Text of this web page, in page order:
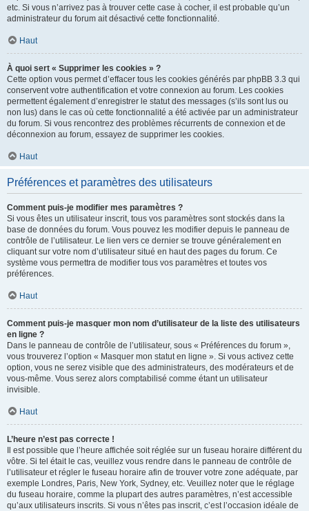
etc. Si vous n’arrivez pas à trouver cette case à cocher, il est probable qu’un
administrateur du forum ait désactivé cette fonctionnalité.
Haut
À quoi sert « Supprimer les cookies » ?
Cette option vous permet d’effacer tous les cookies générés par phpBB 3.3 qui
conservent votre authentification et votre connexion au forum. Les cookies
permettent également d’enregistrer le statut des messages (s’ils sont lus ou
non lus) dans le cas où cette fonctionnalité a été activée par un administrateur
du forum. Si vous rencontrez des problèmes récurrents de connexion et de
déconnexion au forum, essayez de supprimer les cookies.
Haut
Préférences et paramètres des utilisateurs
Comment puis-je modifier mes paramètres ?
Si vous êtes un utilisateur inscrit, tous vos paramètres sont stockés dans la
base de données du forum. Vous pouvez les modifier depuis le panneau de
contrôle de l’utilisateur. Le lien vers ce dernier se trouve généralement en
cliquant sur votre nom d’utilisateur situé en haut des pages du forum. Ce
système vous permettra de modifier tous vos paramètres et toutes vos
préférences.
Haut
Comment puis-je masquer mon nom d’utilisateur de la liste des utilisateurs
en ligne ?
Dans le panneau de contrôle de l’utilisateur, sous « Préférences du forum »,
vous trouverez l’option « Masquer mon statut en ligne ». Si vous activez cette
option, vous ne serez visible que des administrateurs, des modérateurs et de
vous-même. Vous serez alors comptabilisé comme étant un utilisateur
invisible.
Haut
L’heure n’est pas correcte !
Il est possible que l’heure affichée soit réglée sur un fuseau horaire différent du
vôtre. Si tel était le cas, veuillez vous rendre dans le panneau de contrôle de
l’utilisateur et régler le fuseau horaire afin de trouver votre zone adéquate, par
exemple Londres, Paris, New York, Sydney, etc. Veuillez noter que le réglage
du fuseau horaire, comme la plupart des autres paramètres, n’est accessible
qu’aux utilisateurs inscrits. Si vous n’êtes pas inscrit, c’est l’occasion idéale de